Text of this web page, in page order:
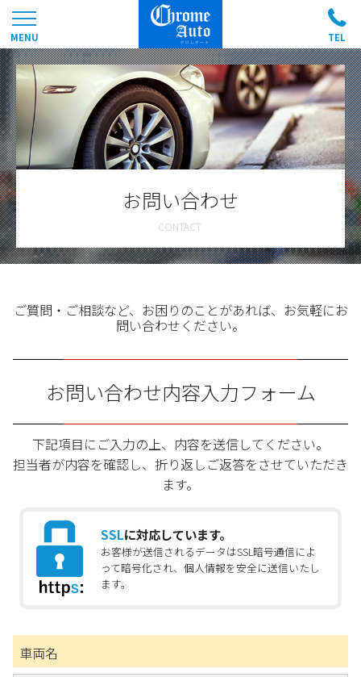
お問い合わせ
ご質問・ご相談など、お困りのことがあれば、お気軽にお
問い合わせください。
お問い合わせ内容入力フォーム
下記項目にご入力の上、内容を送信してください。
担当者が内容を確認し、折り返しご返答をさせていただき
ます。
SSLに対応しています。
お客様が送信されるデータはSSL暗号通信によ
って暗号化され、個人情報を安全に送信いたし
ます。
車両名